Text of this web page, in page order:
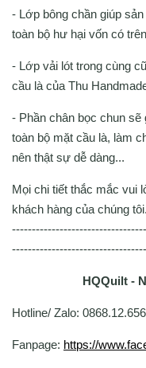
- Lớp bông chần giúp
toàn bộ hư hại vốn có
- Lớp vải lót trong cùng
cầu là của Thu
- Phần chân bọc chun sẽ
toàn bộ mặt cầu là, làm
nên thật sự dễ dàng...
Mọi chi tiết thắc mắc vui
khách hàng của chúng tôi.
HQQuilt -
Hotline/ Zalo:
Fanpage: https://